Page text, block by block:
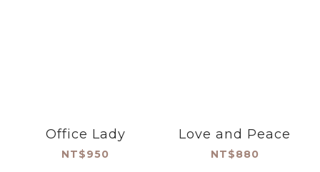
Office Lady
NT$950
Love and Peace
NT$880